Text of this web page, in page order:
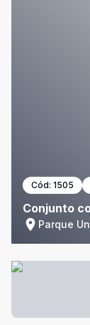
Cód: 1505
Conjunto
Parque